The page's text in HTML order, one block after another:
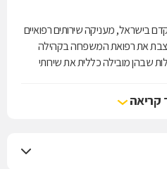
בישראל, מעניקה שירותים רפואיים
מעצבת את רפואת המשפחה בקהילה
100 שנות פעילות שבהן מובילה כללית את שירותי
קריאה